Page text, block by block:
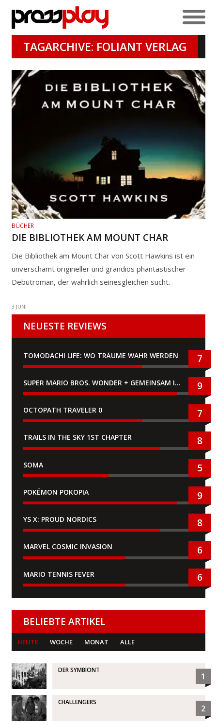
TAGARCHIVE: FOLIANT VERLAG
BÜCHER
DIE BIBLIOTHEK AM MOUNT CHAR
Die Bibliothek am Mount Char von Scott Hawkins ist ein
unverschämt origineller und grandios phantastischer
Debütroman, der wahrlich seinesgleichen sucht.
3 JUNI
NEUESTE REVIEWS
TOMODACHI LIFE: WO TRÄUME WAHR WERDEN 7
SUPER MARIO BROS. WONDER + GEMEINSAM IM BELLABEL-PARK 9
OCTOPATH TRAVELER 0 7
TRAILS IN THE SKY 1ST CHAPTER 8
SOMA 5
POKÉMON POKOPIA 9
YS X: PROUD NORDICS 8
MARVEL COSMIC INVASION 6
MARIO TENNIS FEVER 6
BELIEBTE ARTIKEL
HEUTE WOCHE MONAT ALLE
DER SYMBIONT
1
CHALLENGERS
2